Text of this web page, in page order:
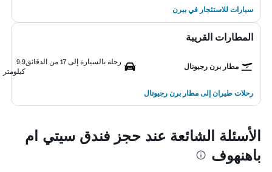
سيارات للاستئجار في بيرن
المطارات القريبة
مطار برن رجيونال
رحلة بالسيارة إلى 17 من الدقائق
9.9
كيلومتر
رحلات طيران إلى مطار برن رجيونال
الأسئلة الشائعة عند حجز فندق سيتي ام
باهنهوف